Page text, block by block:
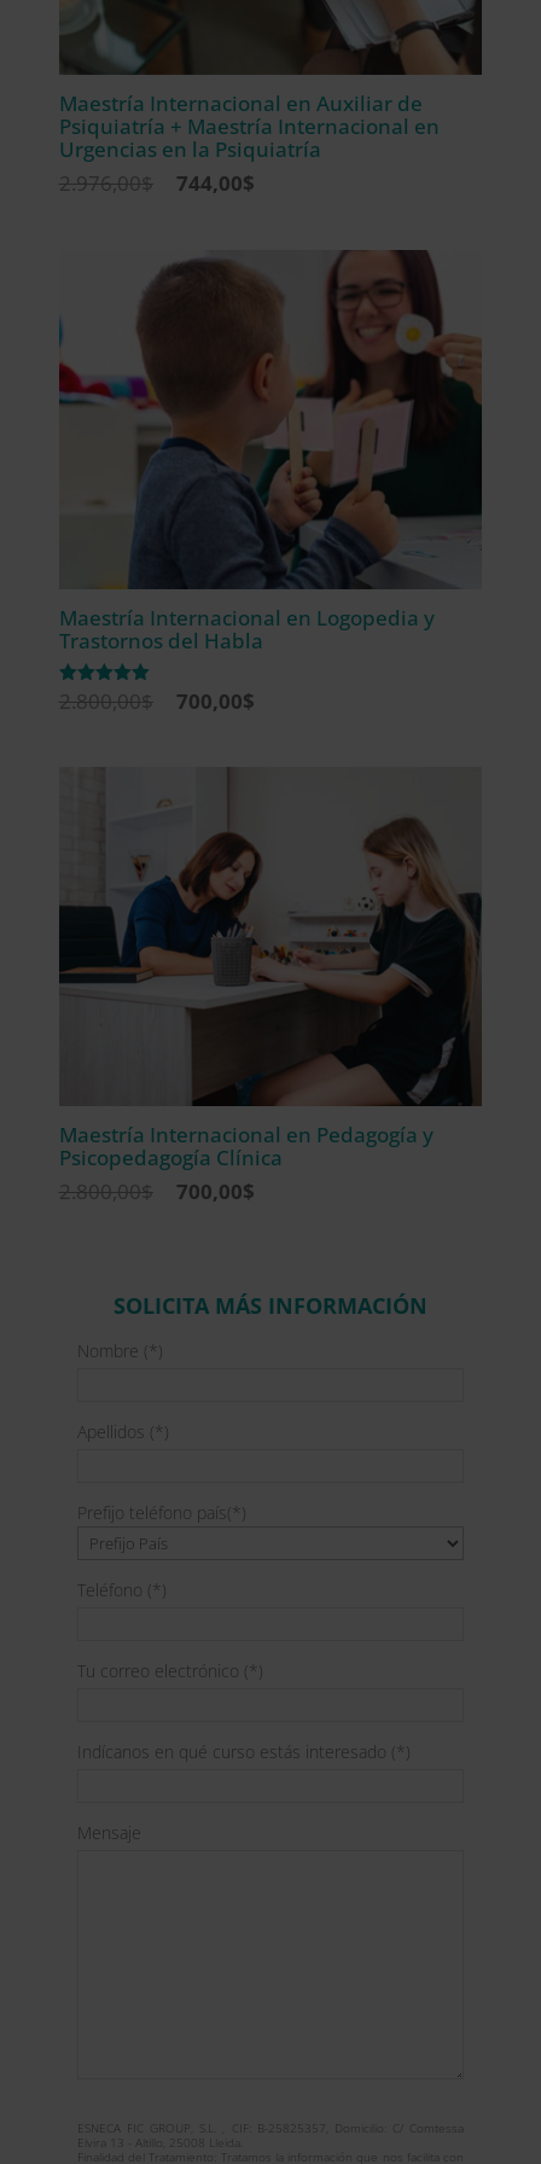
Maestría Internacional en Auxiliar de
Psiquiatría + Maestría Internacional en
Urgencias en la Psiquiatría
2.976,00$
El
era:
744,00$El
744,00$.
Maestría Internacional en Logopedia y
Trastornos del Habla
Valorado
con
2.800,00$
El
700,00$El
Maestría Internacional en Pedagogía y
Psicopedagogía Clínica
2.800,00$
El
2.800,00$.
700,00$El
700,00$.
SOLICITA MÁS INFORMACIÓN
Nombre (*)
Apellidos (*)
Prefijo teléfono país(*)
Teléfono (*)
Tu correo electrónico (*)
Indícanos en qué curso estás interesado (*)
Mensaje
ESNECA FIC GROUP, S.L. , CIF: B-25825357, Domicilio: C/ Comtessa
Elvira 13 - Altillo, 25008 Lleida.
Finalidad del Tratamiento: Tratamos la información que nos facilita con